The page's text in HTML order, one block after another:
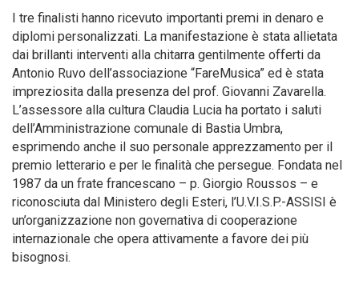
I tre finalisti hanno ricevuto importanti premi in denaro e
diplomi personalizzati. La manifestazione è stata allietata
dai brillanti interventi alla chitarra gentilmente offerti da
Antonio Ruvo dell’associazione “FareMusica” ed è stata
impreziosita dalla presenza del prof. Giovanni Zavarella.
L’assessore alla cultura Claudia Lucia ha portato i saluti
dell’Amministrazione comunale di Bastia Umbra,
esprimendo anche il suo personale apprezzamento per il
premio letterario e per le finalità che persegue. Fondata nel
1987 da un frate francescano – p. Giorgio Roussos – e
riconosciuta dal Ministero degli Esteri, l’U.V.I.S.P.-ASSISI è
un’organizzazione non governativa di cooperazione
internazionale che opera attivamente a favore dei più
bisognosi.